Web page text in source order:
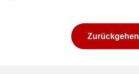
Zurückgehen